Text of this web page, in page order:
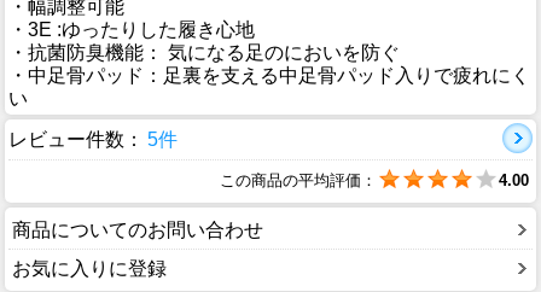
・幅調整可能
・3E :ゆったりした履き心地
・抗菌防臭機能： 気になる足のにおいを防ぐ
・中足骨パッド：足裏を支える中足骨パッド入りで疲れにく
い
レビュー件数： 5件
この商品の平均評価： 4.00
商品についてのお問い合わせ
お気に入りに登録